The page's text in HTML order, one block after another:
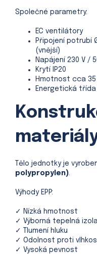
Společné parametry:
EC ventilátory
Připojení potrubí
(vnější)
Napájení 230 V /
Krytí IP20
Hmotnost cca 35
Energetická třída
Tělo jednotky je
polypropylen).
Výhody EPP:
✓ Nízká hmotnost
✓ Výborná tepelná
✓ Tlumení hluku
✓ Odolnost proti
✓ Vysoká pevnost